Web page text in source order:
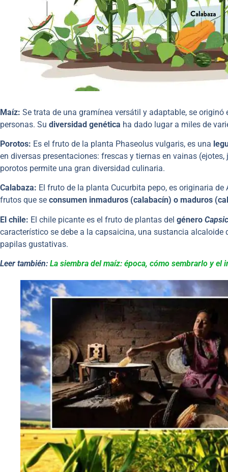
Maíz: Se trata de una gramínea versátil y adaptable, se
personas. Su diversidad genética ha dado lugar a miles de
Porotos: Es el fruto de la planta Phaseolus vulgaris, es una
en diversas presentaciones: frescas y tiernas en vainas
porotos permite una gran diversidad culinaria.
Calabaza: El fruto de la planta Cucurbita pepo, es originaria
frutos que se consumen inmaduros (calabacín) o maduros
El chile: El chile picante es el fruto de plantas del género
característico se debe a la capsaicina, una sustancia
papilas gustativas.
Leer también: La siembra del maíz: época, cómo sembrarlo y el